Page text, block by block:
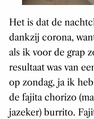
Het is dat de
dankzij corona,
als ik voor de grap
resultaat was van
op zondag, ja ik
de fajita chorizo
jazeker) burrito.